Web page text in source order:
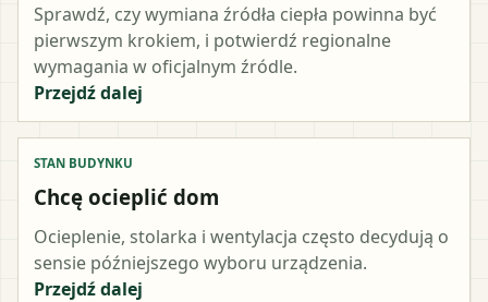
Sprawdź, czy wymiana źródła ciepła powinna być
pierwszym krokiem, i potwierdź regionalne
wymagania w oficjalnym źródle.
Przejdź dalej
STAN BUDYNKU
Chcę ocieplić dom
Ocieplenie, stolarka i wentylacja często decydują o
sensie późniejszego wyboru urządzenia.
Przejdź dalej